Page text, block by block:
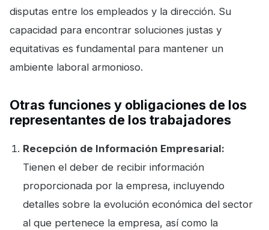
disputas entre los empleados y la dirección. Su
capacidad para encontrar soluciones justas y
equitativas es fundamental para mantener un
ambiente laboral armonioso.
Otras funciones y obligaciones de los
representantes de los trabajadores
Recepción de Información Empresarial:
Tienen el deber de recibir información
proporcionada por la empresa, incluyendo
detalles sobre la evolución económica del sector
al que pertenece la empresa, así como la